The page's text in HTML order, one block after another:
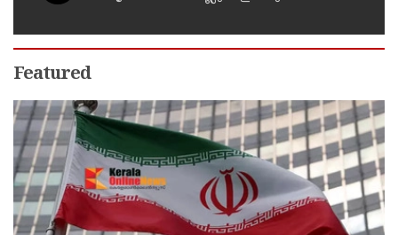
ശിക്ഷ നല്‍കും':എഡിജിപി
Featured